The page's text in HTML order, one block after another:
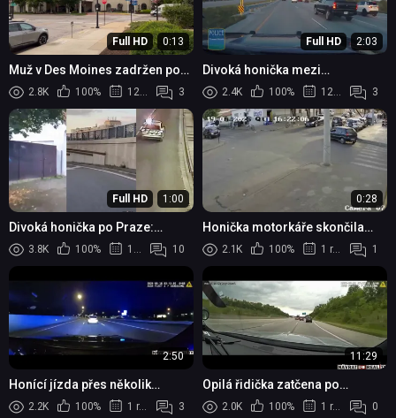
Full HD 0:13
Muž v Des Moines zadržen po
pokusu srazit chodce,
nabourání policejního vozu a
nárazu do hotelu
2.8K 100% 12 měsíců 3
Full HD 2:03
Divoká honička mezi
Wisconsinem a Illinois: Řidič
prchal před policií a narážel do
aut
2.4K 100% 12 měsíců 3
Full HD 1:00
Divoká honička po Praze:
Hledaný muž ujížděl policii na
kradeném kole a pod vlivem
drog
3.8K 100% 1 rok 10
0:28
Honička motorkáře skončila
nehodou na křižovatce
2.1K 100% 1 rok 1
2:50
Honící jízda přes několik
okresů skončila nárazem do
2.2K 100% 1 rok 3
11:29
Opilá řidička zatčena po
honičce na dálnici I-75, která
2.0K 100% 1 rok 0